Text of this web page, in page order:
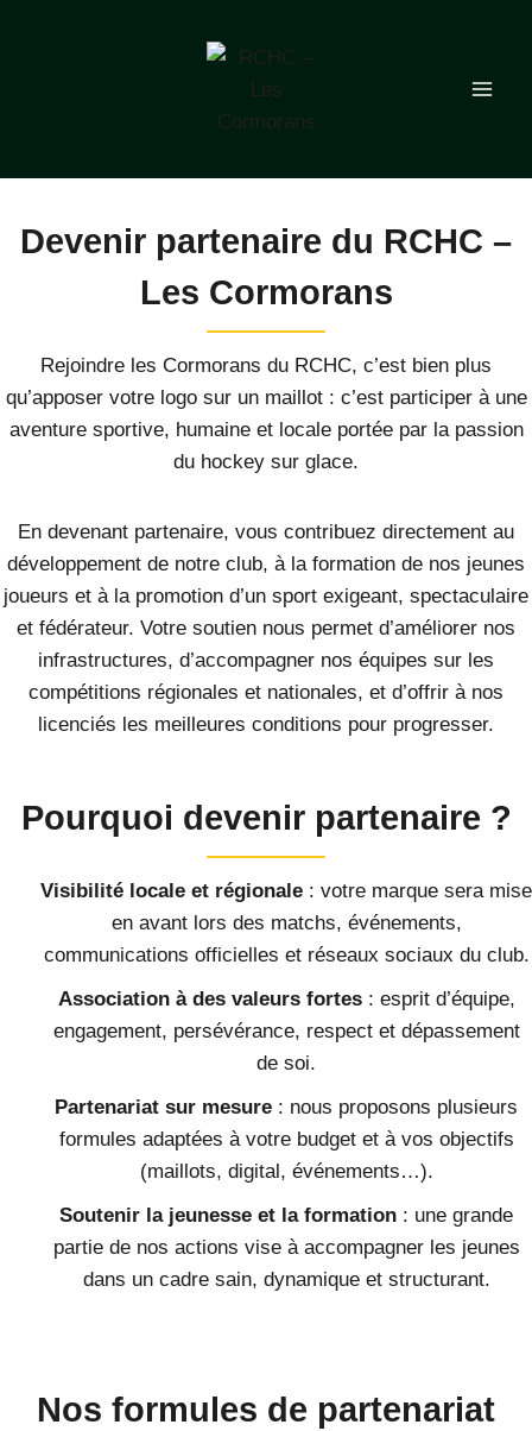
au
Devenir partenaire du RCHC –
Les Cormorans
Rejoindre les Cormorans du RCHC, c’est bien plus
qu’apposer votre logo sur un maillot : c’est participer à une
aventure sportive, humaine et locale portée par la passion
du hockey sur glace.
En devenant partenaire, vous contribuez directement au
développement de notre club, à la formation de nos jeunes
joueurs et à la promotion d’un sport exigeant, spectaculaire
et fédérateur. Votre soutien nous permet d’améliorer nos
infrastructures, d’accompagner nos équipes sur les
compétitions régionales et nationales, et d’offrir à nos
licenciés les meilleures conditions pour progresser.
Pourquoi devenir partenaire ?
Visibilité locale et régionale : votre marque sera mise
en avant lors des matchs, événements,
communications officielles et réseaux sociaux du club.
Association à des valeurs fortes: esprit d’équipe,
engagement, persévérance, respect et dépassement
de soi.
Partenariat sur mesure : nous proposons plusieurs
formules adaptées à votre budget et à vos objectifs
(maillots, digital, événements…).
Soutenir la jeunesse et la formation : une grande
partie de nos actions vise à accompagner les jeunes
dans un cadre sain, dynamique et structurant.
Nos formules de partenariat